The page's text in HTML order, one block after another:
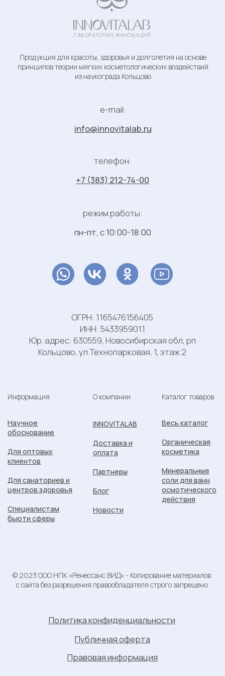
Политика конфиденциальности
Правовая информация
Разработка сайта:Васильева Анна
О компании Каталог товаров
Для оптовых
клиентов
Доставка и
оплата
Партнеры
Органическая
косметика
Минеральные
с сайта без разрешения правообладателя строго запрещено